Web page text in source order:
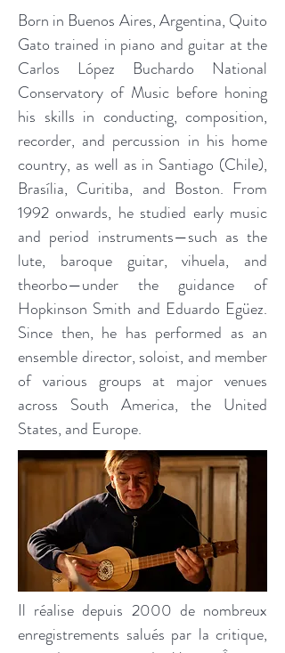
Born in Buenos Aires, Argentina, Quito
Gato trained in piano and guitar at the
Carlos López Buchardo National
Conservatory of Music before honing
his skills in conducting, composition,
recorder, and percussion in his home
country, as well as in Santiago (Chile),
Brasília, Curitiba, and Boston. From
1992 onwards, he studied early music
and period instruments—such as the
lute, baroque guitar, vihuela, and
theorbo—under the guidance of
Hopkinson Smith and Eduardo Egüez.
Since then, he has performed as an
ensemble director, soloist, and member
of various groups at major venues
across South America, the United
States, and Europe.
Il réalise depuis 2000 de nombreux
enregistrements salués par la critique,